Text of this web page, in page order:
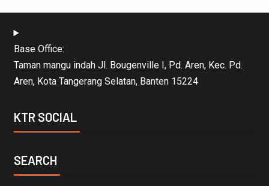
Base Office:
Taman mangu indah Jl. Bougenville I, Pd. Aren, Kec. Pd.
Aren, Kota Tangerang Selatan, Banten 15224
KTR SOCIAL
SEARCH